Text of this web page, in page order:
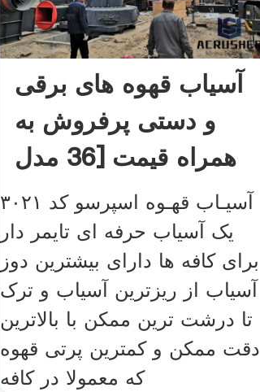
آسیاب قهوه های برقی
و دستی پرفروش به
همراه قیمت [36 مدل
آسیـاب قهـوه اسپرسو کد ۳۰۲۱
یک آسیاب حرفه ای تایمر دار
برای کافه ها دارای بیشترین دوز
آسیاب از ریزترین آسیاب و ترک
تا درشت ترین ممکن با بالاترین
دقت ممکن و کمترین پرتی قهوه
که معمولا در کافه